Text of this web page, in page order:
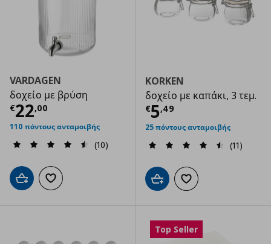
VARDAGEN
δοχείο με βρύση
€22,00
Τρέχουσα τιμή € 22,00
110 πόντους ανταμοιβής
(10)
Προσθήκη στο καλάθι
Προσθήκη στα αγαπημένα
KORKEN
δοχείο με καπάκι, 3 τεμ.
€5,49
Τρέχουσα
25 πόντους ανταμοιβής
(11)
Προσθήκη στο καλάθι
Προσθήκη στα
Top Seller